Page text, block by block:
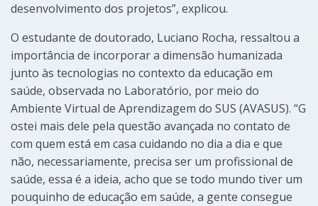
desenvolvimento dos projetos”, explicou.
O estudante de doutorado, Luciano Rocha, ressaltou a
importância de incorporar a dimensão humanizada
junto às tecnologias no contexto da educação em
saúde, observada no Laboratório, por meio do
Ambiente Virtual de Aprendizagem do SUS (AVASUS). “G
ostei mais dele pela questão avançada no contato de
com quem está em casa cuidando no dia a dia e que
não, necessariamente, precisa ser um profissional de
saúde, essa é a ideia, acho que se todo mundo tiver um
pouquinho de educação em saúde, a gente consegue